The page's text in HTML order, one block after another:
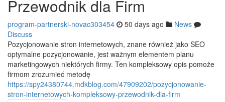
Przewodnik dla Firm
program-partnerski-novac303454 50 days ago
News
Discuss
Pozycjonowanie stron internetowych, znane również jako SEO
optymalne pozycjonowanie, jest ważnym elementem planu
marketingowych niektórych firmy. Ten kompleksowy opis pomoże
firmom zrozumieć metodę
https://spy24380744.mdkblog.com/47909202/pozycjonowanie-
stron-internetowych-kompleksowy-przewodnik-dla-firm